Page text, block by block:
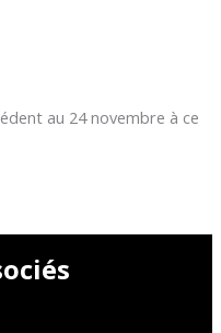
au 24 novembre à ce